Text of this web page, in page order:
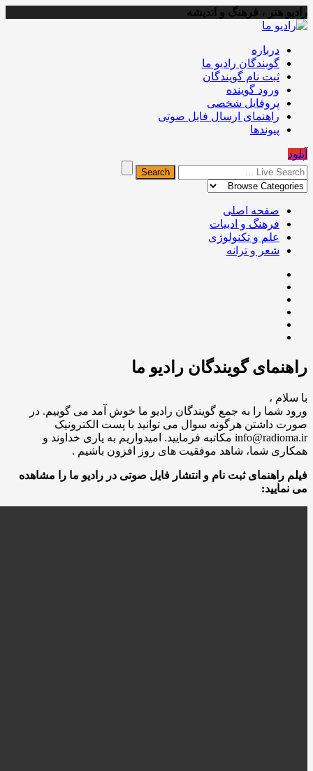
رادیو هنر ، فرهنگ و اندیشه
درباره
گویندگان رادیو ما
ثبت نام گویندگان
ورود گوینده
پروفایل شخصی
راهنمای ارسال فایل صوتی
پیوندها
آپلود
صفحه اصلی
فرهنگ و ادبیات
علم و تکنولوژی
شعر و ترانه
راهنمای گویندگان رادیو ما
با سلام ،
ورود شما را به جمع گویندگان رادیو ما خوش آمد می گوییم. در
صورت داشتن هرگونه سوال می توانید با پست الکترونیک
info@radioma.ir مکاتبه فرمایید. امیدواریم به یاری خداوند و
همکاری شما، شاهد موفقیت های روز افزون باشیم .
فیلم راهنمای ثبت نام و انتشار فایل صوتی در رادیو ما را مشاهده
می نمایید: